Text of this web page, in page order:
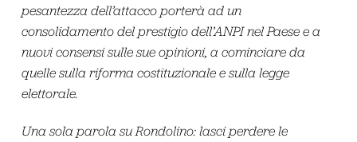
pesantezza dell’attacco porterà ad un
consolidamento del prestigio dell’ANPI nel Paese e a
nuovi consensi sulle sue opinioni, a cominciare da
quelle sulla riforma costituzionale e sulla legge
elettorale.
Una sola parola su Rondolino:lasci perdere le